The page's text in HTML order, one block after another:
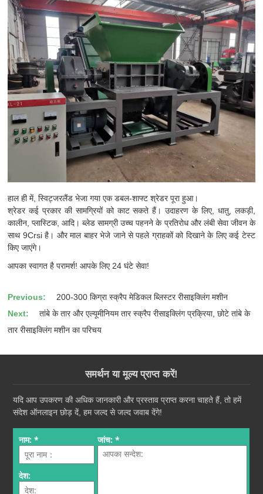
हाल ही में, स्विट्जरलैंड भेजा गया एक डबल-शाफ्ट श्रेडर पूरा हुआ।
श्रेडर कई प्रकार की सामग्रियों को काट सकते हैं। उदाहरण के लिए, धातु, लकड़ी,
कालीन, प्लास्टिक, आदि। ब्लेड सामग्री उच्च पहनने के प्रतिरोध और लंबी सेवा जीवन के
साथ 9Crsi है। और माल बाहर भेजे जाने से पहले ग्राहकों को दिखाने के लिए कई टेस्ट
किए जाएंगे।
आपका स्वागत है परामर्श! आपके लिए 24 घंटे सेवा!
Previous:
200-300 किग्रा स्क्रैप मेडिकल ब्लिस्टर रीसाइक्लिंग मशीन
Next:
तांबे के तार और एल्यूमीनियम तार स्क्रैप रीसाइक्लिंग प्रक्रिया, छोटे तांबे के
तार रीसाइक्लिंग मशीन का परिचय
समर्थन या मूल्य प्राप्त करें!
यदि आप उपकरण की अधिक जानकारी और प्रस्ताव प्राप्त करना चाहते हैं, तो हमें
संदेश ऑनलाइन छोड़ दें, हम जल्द से जल्द जवाब देंगे!